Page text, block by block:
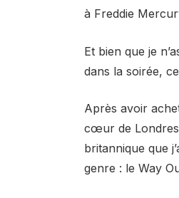
à Freddie
Et bien que je
dans la soirée,
Après avoir
cœur de
britannique que
genre : le Way